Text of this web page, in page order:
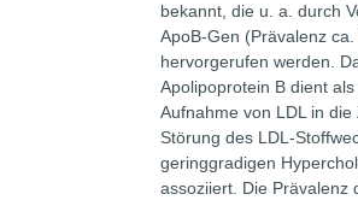
bekannt, die u. a. durch
ApoB-Gen (Prävalenz
hervorgerufen werden.
Apolipoprotein B dient
Aufnahme von LDL in die
Störung des LDL-
geringgradigen
assoziiert. Die Prävalenz